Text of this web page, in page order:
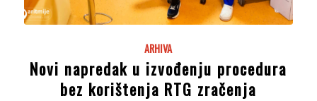
ARHIVA
Novi napredak u izvođenju procedura
bez korištenja RTG zračenja